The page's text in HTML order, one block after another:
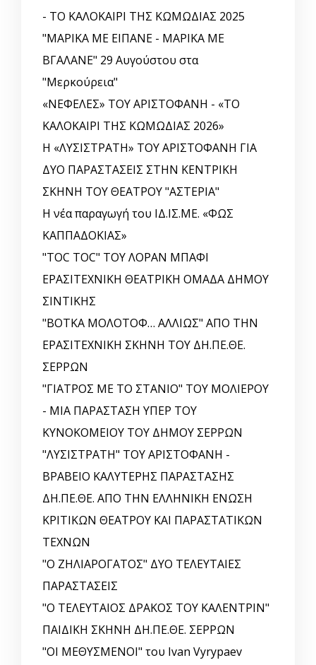
- ΤΟ ΚΑΛΟΚΑΙΡΙ ΤΗΣ ΚΩΜΩΔΙΑΣ 2025
"ΜΑΡΙΚΑ ΜΕ ΕΙΠΑΝΕ - ΜΑΡΙΚΑ ΜΕ
ΒΓΑΛΑΝΕ" 29 Αυγούστου στα
"Μερκούρεια"
«ΝΕΦΕΛΕΣ» ΤΟΥ ΑΡΙΣΤΟΦΑΝΗ - «ΤΟ
ΚΑΛΟΚΑΙΡΙ ΤΗΣ ΚΩΜΩΔΙΑΣ 2026»
Η «ΛΥΣΙΣΤΡΑΤΗ» ΤΟΥ ΑΡΙΣΤΟΦΑΝΗ ΓΙΑ
ΔΥΟ ΠΑΡΑΣΤΑΣΕΙΣ ΣΤΗΝ ΚΕΝΤΡΙΚΗ
ΣΚΗΝΗ ΤΟΥ ΘΕΑΤΡΟΥ "ΑΣΤΕΡΙΑ"
Η νέα παραγωγή του ΙΔ.ΙΣ.ΜΕ. «ΦΩΣ
ΚΑΠΠΑΔΟΚΙΑΣ»
"TOC TOC" ΤΟΥ ΛΟΡΑΝ ΜΠΑΦΙ
ΕΡΑΣΙΤΕΧΝΙΚΗ ΘΕΑΤΡΙΚΗ ΟΜΑΔΑ ΔΗΜΟΥ
ΣΙΝΤΙΚΗΣ
"ΒΟΤΚΑ ΜΟΛΟΤΟΦ… ΑΛΛΙΩΣ" ΑΠΟ ΤΗΝ
ΕΡΑΣΙΤΕΧΝΙΚΗ ΣΚΗΝΗ ΤΟΥ ΔΗ.ΠΕ.ΘΕ.
ΣΕΡΡΩΝ
"ΓΙΑΤΡΟΣ ΜΕ ΤΟ ΣΤΑΝΙΟ" ΤΟΥ ΜΟΛΙΕΡΟΥ
- ΜΙΑ ΠΑΡΑΣΤΑΣΗ ΥΠΕΡ ΤΟΥ
ΚΥΝΟΚΟΜΕΙΟΥ ΤΟΥ ΔΗΜΟΥ ΣΕΡΡΩΝ
"ΛΥΣΙΣΤΡΑΤΗ" ΤΟΥ ΑΡΙΣΤΟΦΑΝΗ -
ΒΡΑΒΕΙΟ ΚΑΛΥΤΕΡΗΣ ΠΑΡΑΣΤΑΣΗΣ
ΔΗ.ΠΕ.ΘΕ. ΑΠΟ ΤΗΝ ΕΛΛΗΝΙΚΗ EΝΩΣΗ
ΚΡΙΤΙΚΩΝ ΘΕΑΤΡΟΥ ΚΑΙ ΠΑΡΑΣΤΑΤΙΚΩΝ
ΤΕΧΝΩΝ
"Ο ΖΗΛΙΑΡΟΓΑΤΟΣ" ΔΥΟ ΤΕΛΕΥΤΑΙΕΣ
ΠΑΡΑΣΤΑΣΕΙΣ
"Ο ΤΕΛΕΥΤΑΙΟΣ ΔΡΑΚΟΣ ΤΟΥ ΚΑΛΕΝΤΡΙΝ"
ΠΑΙΔΙΚΗ ΣΚΗΝΗ ΔΗ.ΠΕ.ΘΕ. ΣΕΡΡΩΝ
"ΟΙ ΜΕΘΥΣΜΕΝΟΙ" του Ivan Vyrypaev